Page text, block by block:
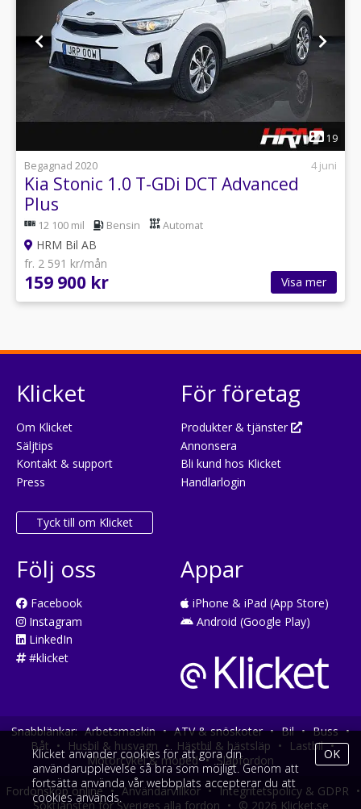
19
Begagnad 2020
4 juni
Kia Stonic 1.0 T-GDi DCT Advanced
Plus
12 100 mil Bensin Automat
HRM Bil AB
fr. 2 591 kr/mån
159 900 kr Visa mer
Klicket
Om Klicket
Säljtips
Kontakt & support
Press
Tyck till om Klicket
För företag
Produkter & tjänster
Annonsera
Bli kund hos Klicket
Handlarlogin
Följ oss
Facebook
Instagram
LinkedIn
#klicket
Appar
iPhone & iPad (App Store)
Android (Google Play)
Snabblänkar: Arbetsmaskin • ATV & snöskoter • Bil • Buss •
Båt • Husbil & husvagn • Hästbil & hästsläp • Lastbil •
Motorcykel & moped • Släpfordon
Fordonsköp online • Användarvillkor • Integritetspolicy & GDPR •
Söktjänsten för Sveriges alla fordon • © 2026 Klicket.se
Klicket använder cookies för att göra din
användarupplevelse så bra som möjligt. Genom att
fortsätta använda vår webbplats accepterar du att
cookies används.
OK